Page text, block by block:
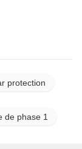
protection
de phase 1